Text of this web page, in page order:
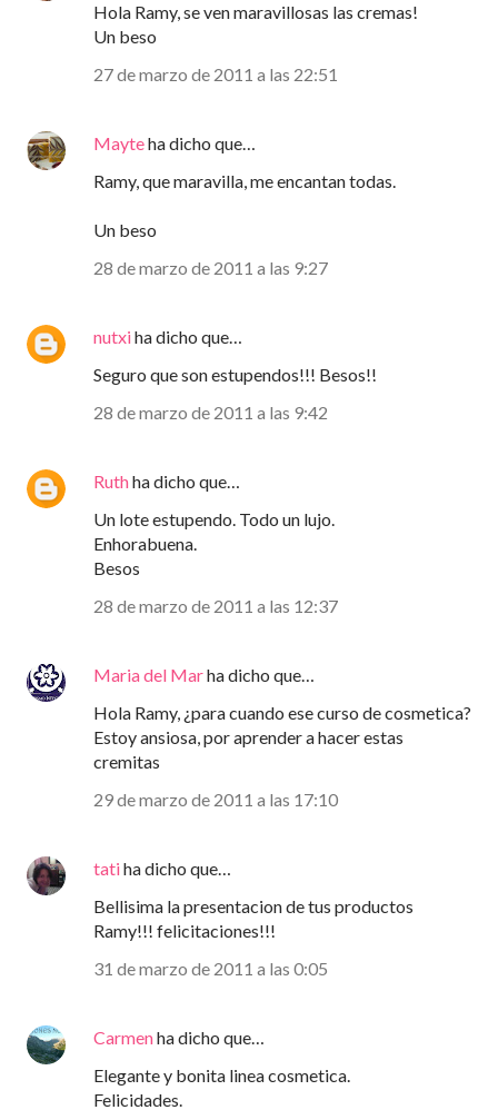
Hola Ramy, se ven maravillosas las cremas!
Un beso
27 de marzo de 2011 a las 22:51
Mayteha dicho que…
Ramy, que maravilla, me encantan todas.
Un beso
28 de marzo de 2011 a las 9:27
nutxiha dicho que…
Seguro que son estupendos!!! Besos!!
28 de marzo de 2011 a las 9:42
Ruthha dicho que…
Un lote estupendo. Todo un lujo.
Enhorabuena.
Besos
28 de marzo de 2011 a las 12:37
Maria del Marha dicho que…
Hola Ramy, ¿para cuando ese curso de cosmetica?
Estoy ansiosa, por aprender a hacer estas
cremitas
29 de marzo de 2011 a las 17:10
tatiha dicho que…
Bellisima la presentacion de tus productos
Ramy!!! felicitaciones!!!
31 de marzo de 2011 a las 0:05
Carmenha dicho que…
Elegante y bonita linea cosmetica.
Felicidades.